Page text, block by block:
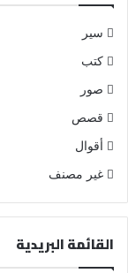
سير
كتب
صور
قصص
أقوال
غير مصنف
القائمة البريدية